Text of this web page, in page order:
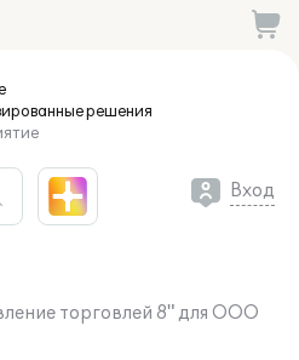
решения
Вход
торговлей 8" для ООО